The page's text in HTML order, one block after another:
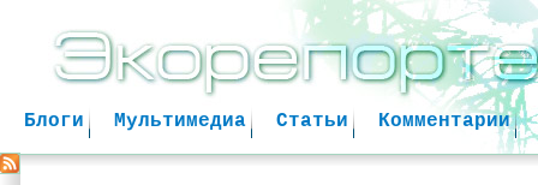
Комментарии
Статьи
Мультимедиа
Блоги